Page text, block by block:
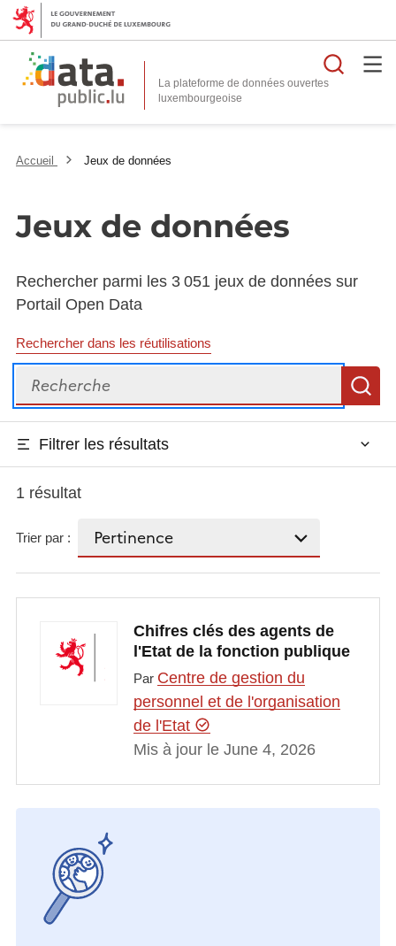
La plateforme de données ouvertes
Accueil Jeux de données
Jeux de données
Rechercher parmi les 3 051 jeux de données sur
Portail Open Data
Rechercher dans les réutilisations
Recherche
Filtrer les résultats
1 résultat
Trier par :
Chifres clés des agents de
l'Etat de la fonction publique
Par Centre de gestion du
personnel et de l'organisation
de l'Etat
Mis à jour le June 4, 2026